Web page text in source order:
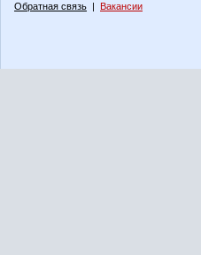
Обратная связь | Вакансии